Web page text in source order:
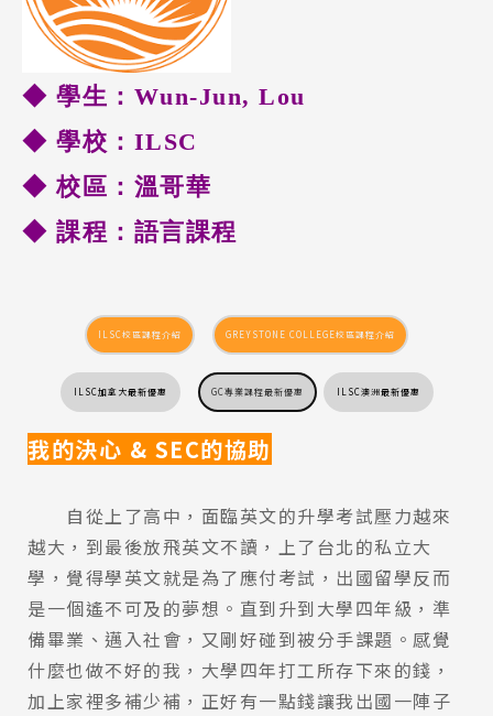
◆ 學生：Wun-Jun, Lou
◆ 學校：ILSC
◆ 校區：溫哥華
◆ 課程：語言課程
ILSC校區課程介紹 GREYSTONE COLLEGE校區課程介紹
ILSC加拿大最新優惠 GC專業課程最新優惠 ILSC澳洲最新優惠
我的決心 & SEC的協助
自從上了高中，面臨英文的升學考試壓力越來
越大，到最後放飛英文不讀，上了台北的私立大
學，覺得學英文就是為了應付考試，出國留學反而
是一個遙不可及的夢想。直到升到大學四年級，準
備畢業、邁入社會，又剛好碰到被分手課題。感覺
什麼也做不好的我，大學四年打工所存下來的錢，
加上家裡多補少補，正好有一點錢讓我出國一陣子